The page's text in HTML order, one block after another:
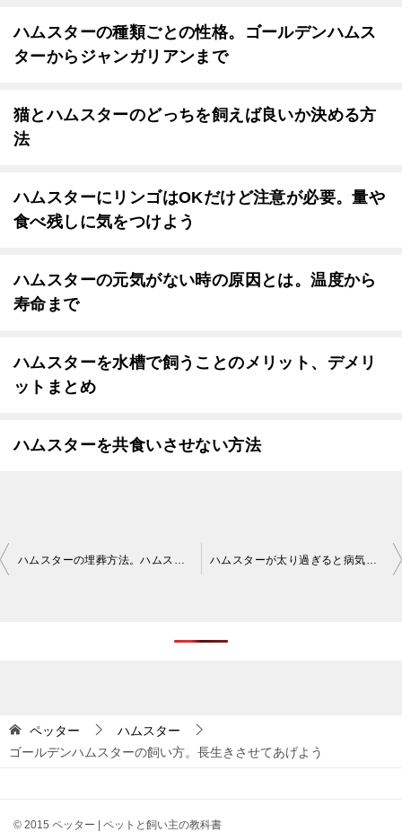
ハムスターの種類ごとの性格。ゴールデンハムス
ターからジャンガリアンまで
猫とハムスターのどっちを飼えば良いか決める方
法
ハムスターにリンゴはOKだけど注意が必要。量や
食べ残しに気をつけよう
ハムスターの元気がない時の原因とは。温度から
寿命まで
ハムスターを水槽で飼うことのメリット、デメリ
ットまとめ
ハムスターを共食いさせない方法
投
シ
ョ
ハムスターの埋葬方法。ハムスターときちんとお別れをしよう ハムスターが太り過ぎると病気リスクが高まる。心臓病や糖尿病など
ペッター
ハムスター
ゴールデンハムスターの飼い方。長生きさせてあげよう
© 2015 ペッター | ペットと飼い主の教科書